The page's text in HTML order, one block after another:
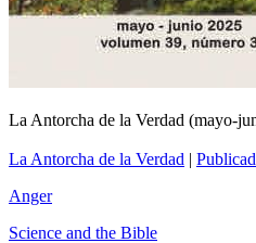
La Antorcha de la Verdad (mayo-
La Antorcha de la Verdad |
Anger
Science and the Bible